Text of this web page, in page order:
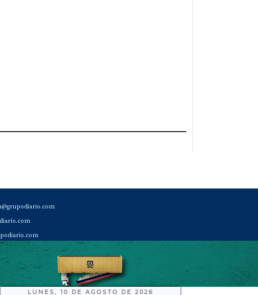
LUNES, 10 DE AGOSTO DE 2026
valencia@grupodiario.com
Suscriptor | sas@grupodiario.com
del Puerto: 96 330 18 32